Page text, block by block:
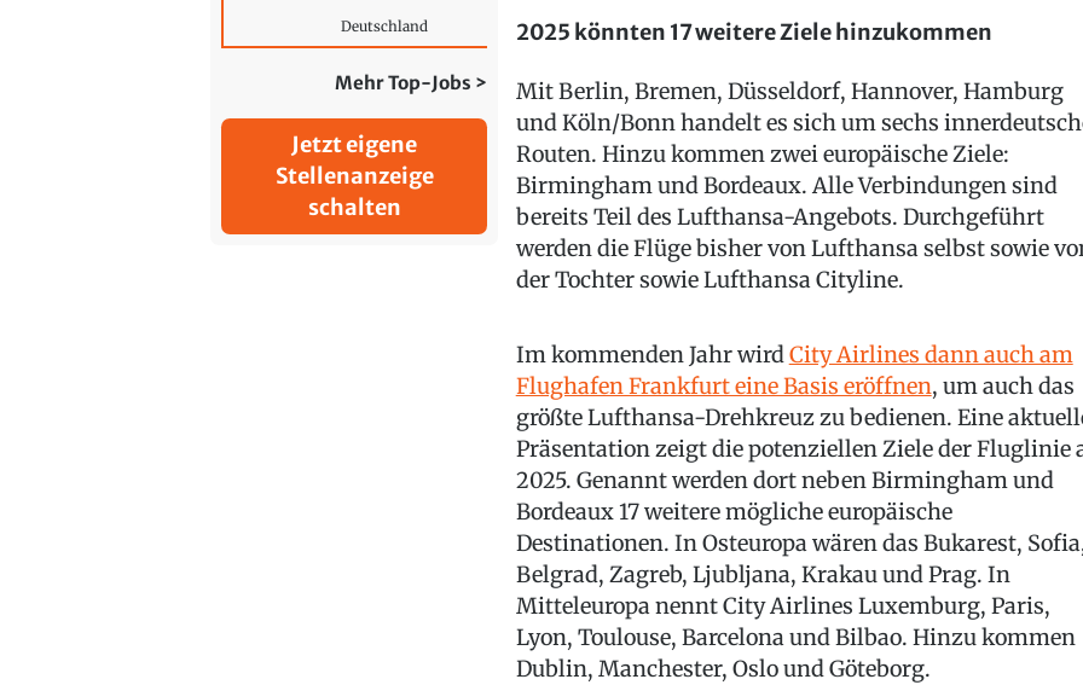
Deutschland
Mehr Top-Jobs >
Jetzt eigene
Stellenanzeige
schalten
2025 könnten 17 weitere Ziele hinzukommen
Mit Berlin, Bremen, Düsseldorf, Hannover, Hamburg
und Köln/Bonn handelt es sich um sechs
Routen. Hinzu kommen zwei europäische Ziele:
Birmingham und Bordeaux. Alle Verbindungen sind
bereits Teil des Lufthansa-Angebots. Durchgeführt
werden die Flüge bisher von Lufthansa selbst sowie
der Tochter sowie Lufthansa Cityline.
Im kommenden Jahr wirdCity Airlines dann auch am
Flughafen Frankfurt eine Basis eröffnen, um auch das
größte Lufthansa-Drehkreuz zu bedienen. Eine
Präsentation zeigt die potenziellen Ziele der Fluglinie
2025. Genannt werden dort neben Birmingham und
Bordeaux 17 weitere mögliche europäische
Destinationen. In Osteuropa wären das Bukarest,
Belgrad, Zagreb, Ljubljana, Krakau und Prag. In
Mitteleuropa nennt City Airlines Luxemburg, Paris,
Lyon, Toulouse, Barcelona und Bilbao. Hinzu kommen
Dublin, Manchester, Oslo und Göteborg.